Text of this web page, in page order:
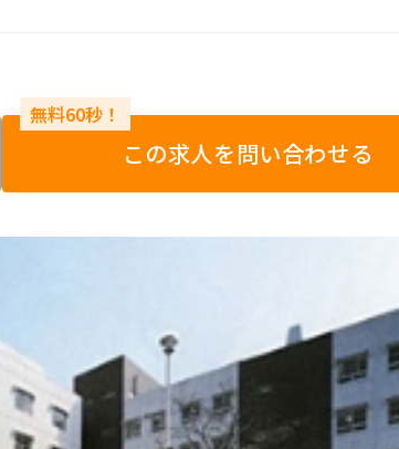
この求人を問い合わせる